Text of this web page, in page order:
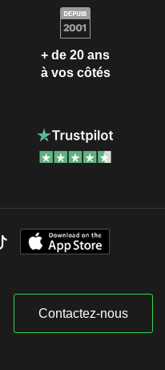
+ de 20 ans
à vos côtés
Contactez-nous